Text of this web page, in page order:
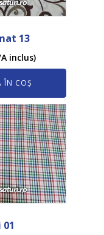
13
inclus)
ÎN COȘ